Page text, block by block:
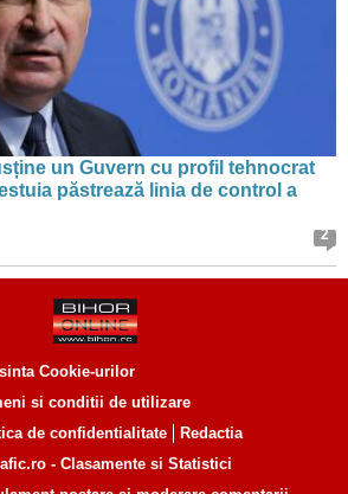
un Guvern cu profil tehnocrat
păstrează linia de control a
2
Cookie-urilor
si conditii de utilizare
de confidentialitate
Redactia